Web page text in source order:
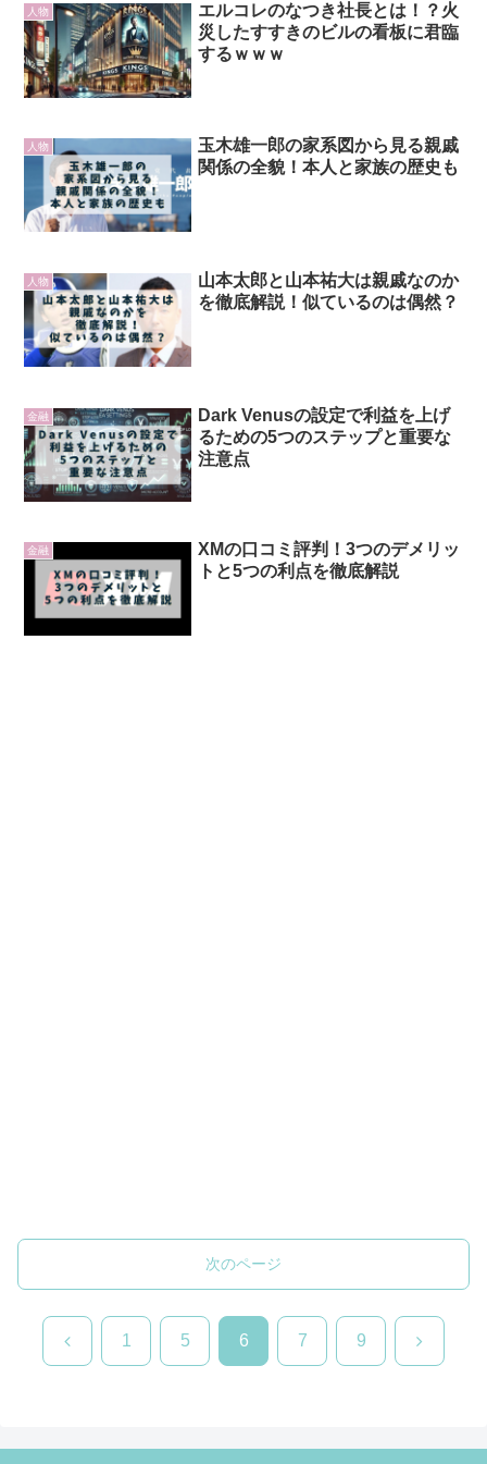
人物
エルコレのなつき社長とは！？火
災したすすきのビルの看板に君臨
するｗｗｗ
人物
玉木雄一郎の家系図から見る親戚
関係の全貌！本人と家族の歴史も
人物
山本太郎と山本祐大は親戚なのか
を徹底解説！似ているのは偶然？
金融
Dark Venusの設定で利益を上げ
るための5つのステップと重要な
注意点
金融
XMの口コミ評判！3つのデメリッ
トと5つの利点を徹底解説
次のページ
前 1 5 6 7 9 次